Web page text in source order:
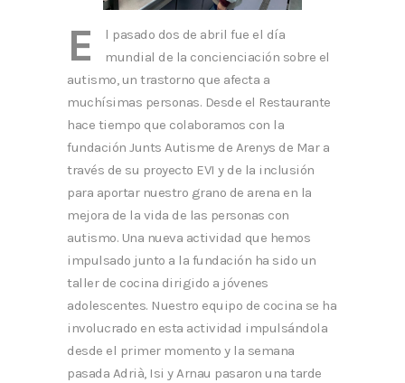
E
l pasado dos de abril fue el día
mundial de la concienciación sobre el
autismo, un trastorno que afecta a
muchísimas personas. Desde el Restaurante
hace tiempo que colaboramos con la
fundación Junts Autisme de Arenys de Mar a
través de su proyecto EVI y de la inclusión
para aportar nuestro grano de arena en la
mejora de la vida de las personas con
autismo. Una nueva actividad que hemos
impulsado junto a la fundación ha sido un
taller de cocina dirigido a jóvenes
adolescentes. Nuestro equipo de cocina se ha
involucrado en esta actividad impulsándola
desde el primer momento y la semana
pasada Adrià, Isi y Arnau pasaron una tarde